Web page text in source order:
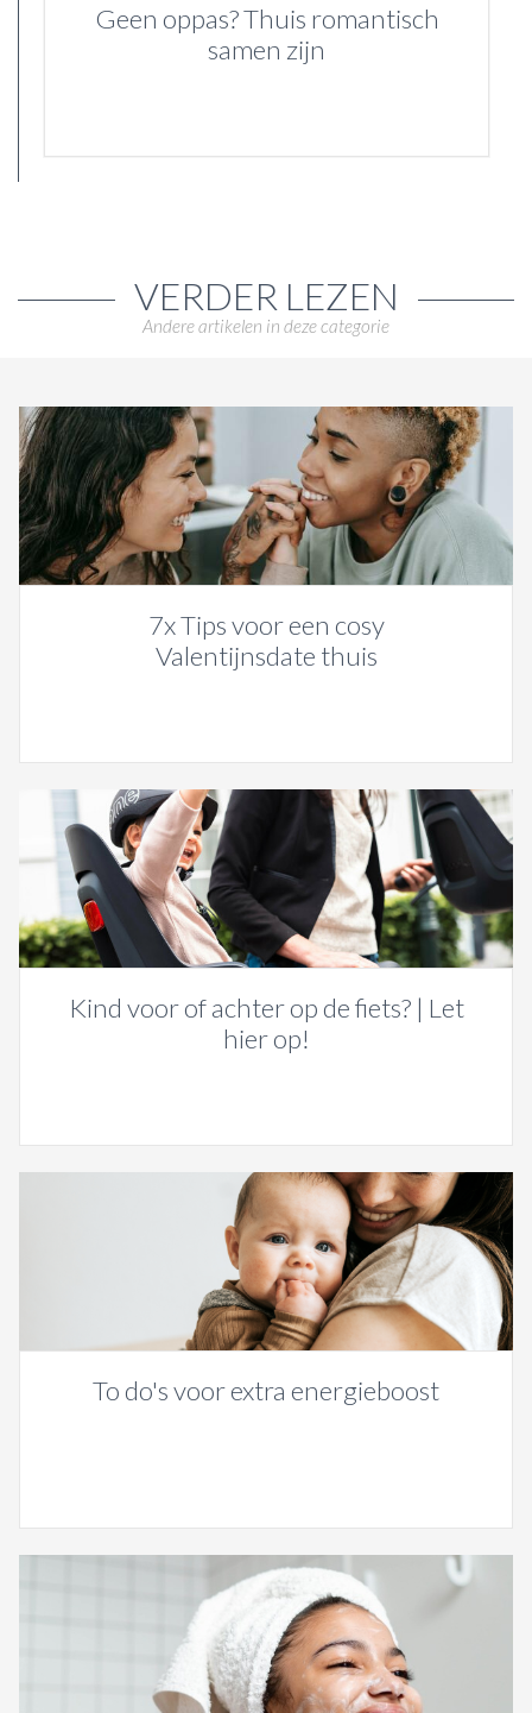
Geen oppas? Thuis romantisch
samen zijn
VERDER LEZEN
Andere artikelen in deze categorie
7x Tips voor een cosy
Valentijnsdate thuis
Kind voor of achter op de fiets? | Let
hier op!
To do's voor extra energieboost